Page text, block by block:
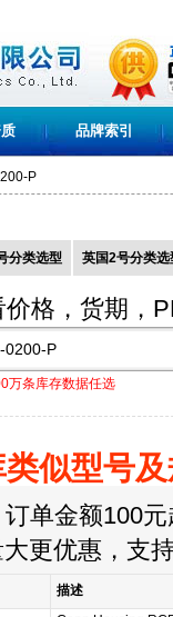
品牌索引
P
分类选型 英国2号分类选
价格，货期，
万条库存数据任选
似型号
单金额100元
更优惠，支
描述